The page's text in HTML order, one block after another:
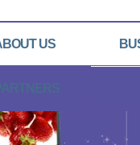
US